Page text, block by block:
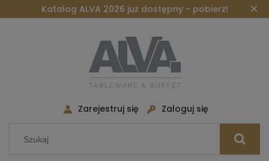
Katalog ALVA 2026 już dostępny - pobierz! ×
Zarejestruj się Zaloguj się